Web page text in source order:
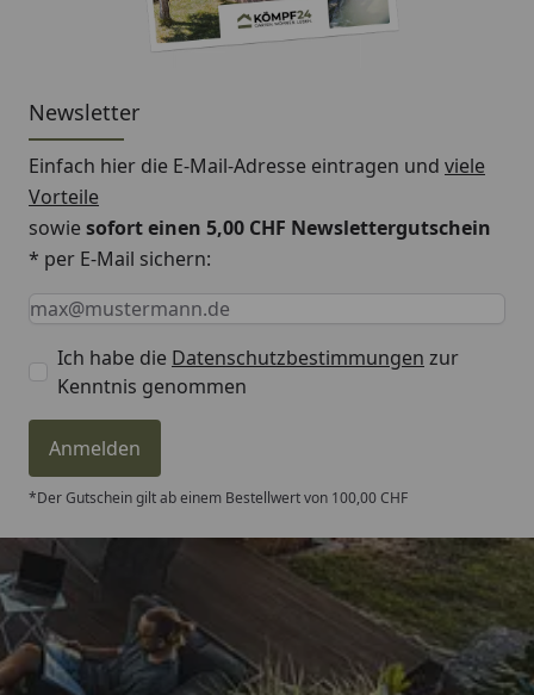
Newsletter
Einfach hier die E-Mail-Adresse eintragen und viele
Vorteile
sowiesofort einen 5,00 CHF Newslettergutschein
* per E-Mail sichern:
Keine Eingabe erforderlich
Eingabe erforderlich
E-Mail *
Ich habe die Datenschutzbestimmungen zur
Kenntnis genommen
Anmelden
*Der Gutschein gilt ab einem Bestellwert von 100,00 CHF
Trusted Shops
4,81/ 5